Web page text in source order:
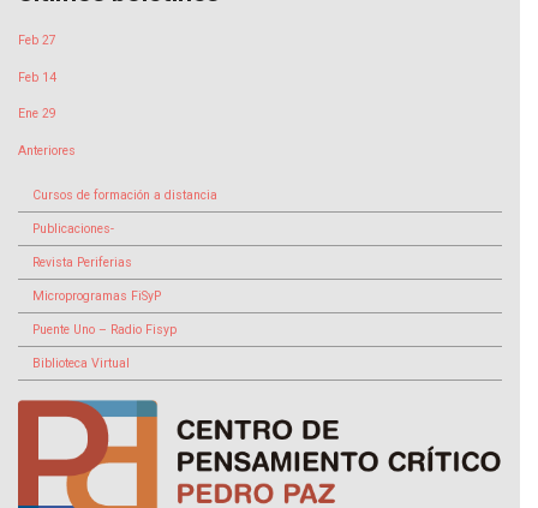
Feb 27
Feb 14
Ene 29
Anteriores
Cursos de formación a distancia
Publicaciones-
Revista Periferias
Microprogramas FiSyP
Puente Uno – Radio Fisyp
Biblioteca Virtual